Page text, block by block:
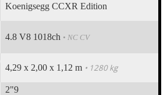
Koenigsegg CCXR Edition
4.8 V8 1018ch • NC CV
4,29 x 2,00 x 1,12 m • 1280 kg
2"9